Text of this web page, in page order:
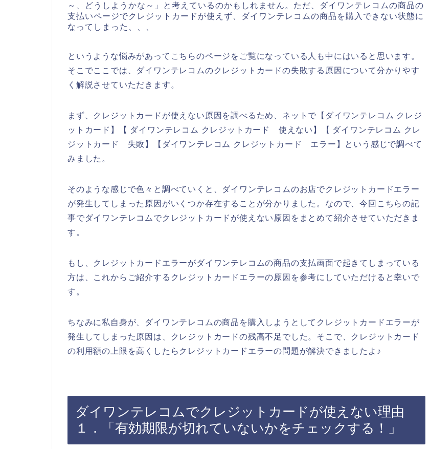
～、どうしようかな～」と考えているのかもしれません。ただ、ダイワンテレコムの商品の
支払いページでクレジットカードが使えず、ダイワンテレコムの商品を購入できない状態に
なってしまった、、、
というような悩みがあってこちらのページをご覧になっている人も中にはいると思います。
そこでここでは、ダイワンテレコムのクレジットカードの失敗する原因について分かりやす
く解説させていただきます。
まず、クレジットカードが使えない原因を調べるため、ネットで【ダイワンテレコム クレジ
ットカード】【 ダイワンテレコム クレジットカード 使えない】【 ダイワンテレコム クレ
ジットカード 失敗】【ダイワンテレコム クレジットカード エラー】という感じで調べて
みました。
そのような感じで色々と調べていくと、ダイワンテレコムのお店でクレジットカードエラー
が発生してしまった原因がいくつか存在することが分かりました。なので、今回こちらの記
事でダイワンテレコムでクレジットカードが使えない原因をまとめて紹介させていただきま
す。
もし、クレジットカードエラーがダイワンテレコムの商品の支払画面で起きてしまっている
方は、これからご紹介するクレジットカードエラーの原因を参考にしていただけると幸いで
す。
ちなみに私自身が、ダイワンテレコムの商品を購入しようとしてクレジットカードエラーが
発生してしまった原因は、クレジットカードの残高不足でした。そこで、クレジットカード
の利用額の上限を高くしたらクレジットカードエラーの問題が解決できましたよ♪
ダイワンテレコムでクレジットカードが使えない理由
１．「有効期限が切れていないかをチェックする！」